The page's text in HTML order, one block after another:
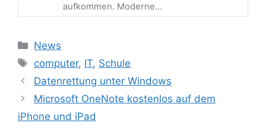
aufkommen. Moderne…
Kategorien
News
Schlagwörter
computer, IT, Schule
Beitrags-
Navigation
Datenrettung unter Windows
Microsoft OneNote kostenlos auf dem
iPhone und iPad